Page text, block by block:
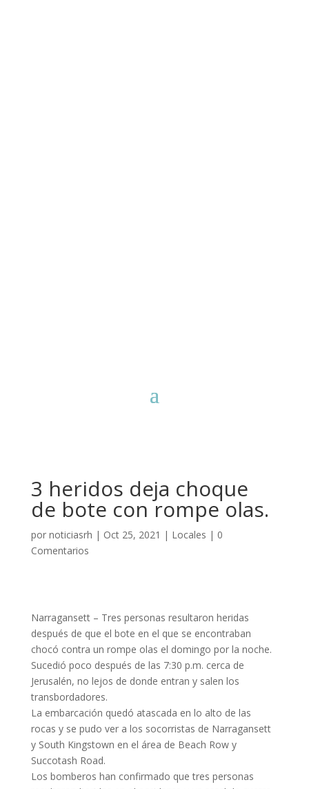
3 heridos deja choque
de bote con rompe olas.
por noticiasrh | Oct 25, 2021 | Locales | 0
Comentarios
Narragansett – Tres personas resultaron heridas
después de que el bote en el que se encontraban
chocó contra un rompe olas el domingo por la noche.
Sucedió poco después de las 7:30 p.m. cerca de
Jerusalén, no lejos de donde entran y salen los
transbordadores.
La embarcación quedó atascada en lo alto de las
rocas y se pudo ver a los socorristas de Narragansett
y South Kingstown en el área de Beach Row y
Succotash Road.
Los bomberos han confirmado que tres personas